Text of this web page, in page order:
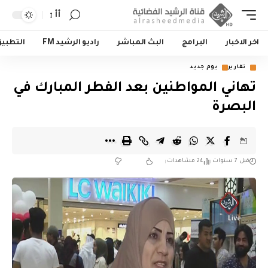
أأ
اخر الاخبار البرامج البث المباشر راديو الرشيد FM
تقارير يوم جديد
تهاني المواطنين بعد الفطر المبارك في
البصرة
قبل 7 سنوات 24 مشاهدات